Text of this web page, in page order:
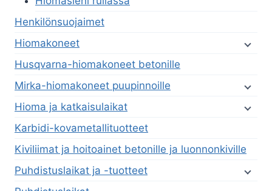
Henkilönsuojaimet
Hiomakoneet
Husqvarna-hiomakoneet betonille
Mirka-hiomakoneet puupinnoille
Hioma ja katkaisulaikat
Karbidi-kovametallituotteet
Kiviliimat ja hoitoainet betonille ja luonnonkiville
Puhdistuslaikat ja -tuotteet